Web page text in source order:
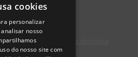
Conflitos de Consumo de Lisboa
PORTUGUESE
ENGLISH
SPANISH
cookies
personalizar
nosso
do nosso site com